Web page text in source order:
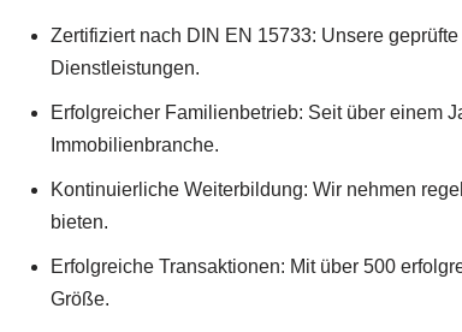
Zertifiziert nach DIN EN 15733: Unsere
Dienstleistungen.
Erfolgreicher Familienbetrieb: Seit über einem
Immobilienbranche.
Kontinuierliche Weiterbildung: Wir nehmen
bieten.
Erfolgreiche Transaktionen: Mit über 500
Größe.